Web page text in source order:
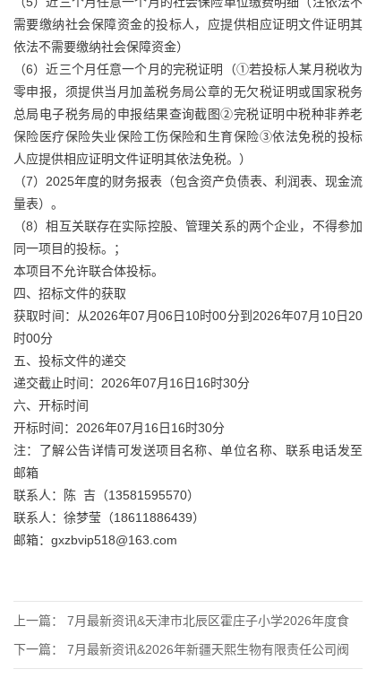
需要缴纳社会保障资金的投标人，应提供相应证明文件证明其
依法不需要缴纳社会保障资金）
（6）近三个月任意一个月的完税证明（①若投标人某月税收为
零申报，须提供当月加盖税务局公章的无欠税证明或国家税务
总局电子税务局的申报结果查询截图②完税证明中税种非养老
保险医疗保险失业保险工伤保险和生育保险③依法免税的投标
人应提供相应证明文件证明其依法免税。）
（7）2025年度的财务报表（包含资产负债表、利润表、现金流
量表）。
（8）相互关联存在实际控股、管理关系的两个企业，不得参加
同一项目的投标。；
本项目不允许联合体投标。
四、招标文件的获取
获取时间：从2026年07月06日10时00分到2026年07月10日20
时00分
五、投标文件的递交
递交截止时间：2026年07月16日16时30分
六、开标时间
开标时间：2026年07月16日16时30分
注：了解公告详情可发送项目名称、单位名称、联系电话发至
邮箱
联系人：陈 吉（13581595570）
联系人：徐梦莹（18611886439）
邮箱：gxzbvip518@163.com
上一篇：
7月最新资讯&天津市北辰区霍庄子小学2026年度食
下一篇：
7月最新资讯&2026年新疆天熙生物有限责任公司阀